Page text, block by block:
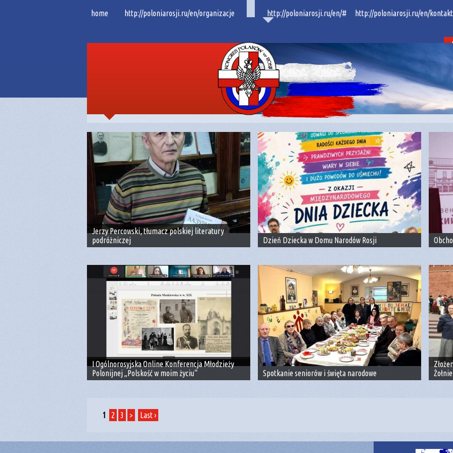
home http://poloniarosji.ru/en/organizacje http://poloniarosji.ru/en/# http://poloniarosji.ru/en/kontakt
pl
Jerzy Percowski, tłumacz polskiej literatury
podróżniczej
Dzień Dziecka w Domu Narodów Rosji
I Ogólnorosyjska Online Konferencja Młodzieży
Polonijnej „Polskość w moim życiu”
Spotkanie seniorów i święta narodowe
1 2 3 > Last ›